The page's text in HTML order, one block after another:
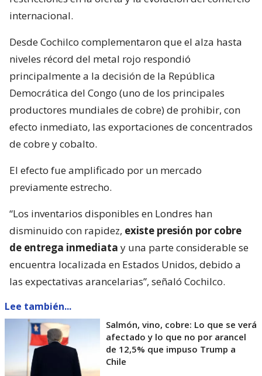
internacional.
Desde Cochilco complementaron que el alza hasta
niveles récord del metal rojo respondió
principalmente a la decisión de la República
Democrática del Congo (uno de los principales
productores mundiales de cobre) de prohibir, con
efecto inmediato, las exportaciones de concentrados
de cobre y cobalto.
El efecto fue amplificado por un mercado
previamente estrecho.
“Los inventarios disponibles en Londres han
disminuido con rapidez, existe presión por cobre
de entrega inmediata y una parte considerable se
encuentra localizada en Estados Unidos, debido a
las expectativas arancelarias”, señaló Cochilco.
Lee también...
Salmón, vino, cobre: Lo que se verá
afectado y lo que no por arancel
de 12,5% que impuso Trump a
Chile